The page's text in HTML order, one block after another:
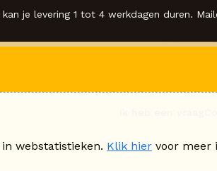
je levering 1 tot 4 werkdagen duren.
webstatistieken. Klik hier voor meer